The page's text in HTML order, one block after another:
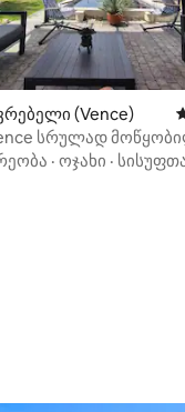
5‑დან 5, 8
(Vence)
სრულად
· ოჯახი ·